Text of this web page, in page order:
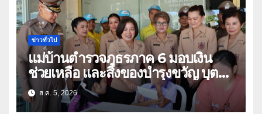
ข่าวทั่วไป
แม่บ้านตำรวจภูธรภาค 6 มอบเงิน
ช่วยเหลือ และสิ่งของบำรุงขวัญ บุตร-
ธิดา ข้าราชการตำรวจจังหวัด
อุทัยธานี
ส.ค. 5, 2026